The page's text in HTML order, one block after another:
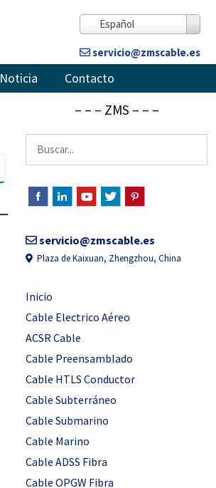
Español
servicio@zmscable.es
Noticia Contacto
– – – ZMS – – –
Buscar:
servicio@zmscable.es
Plaza de Kaixuan, Zhengzhou, China
Inicio
Cable Electrico Aéreo
ACSR Cable
Cable Preensamblado
Cable HTLS Conductor
Cable Subterráneo
Cable Submarino
Cable Marino
Cable ADSS Fibra
Cable OPGW Fibra